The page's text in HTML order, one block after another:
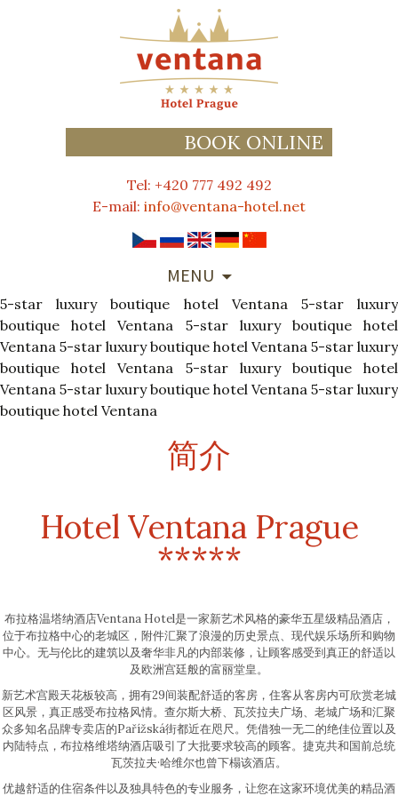
BOOK ONLINE
Tel: +420 777 492 492
E-mail: info@ventana-hotel.net
MENU
CONTENT
5-star luxury boutique hotel Ventana
5-star luxury
boutique hotel Ventana
5-star luxury boutique hotel
Ventana 5-star luxury boutique hotel Ventana 5-star luxury
boutique hotel Ventana
5-star luxury boutique hotel
Ventana 5-star luxury boutique hotel Ventana 5-star luxury
boutique hotel Ventana
简介
Hotel Ventana Prague
*****
布拉格温塔纳酒店Ventana Hotel是一家新艺术风格的豪华五星级精品酒店，
位于布拉格中心的老城区，附件汇聚了浪漫的历史景点、现代娱乐场所和购物
中心。无与伦比的建筑以及奢华非凡的内部装修，让顾客感受到真正的舒适以
及欧洲宫廷般的富丽堂皇。
新艺术宫殿天花板较高，拥有29间装配舒适的客房，住客从客房内可欣赏老城
区风景，真正感受布拉格风情。查尔斯大桥、瓦茨拉夫广场、老城广场和汇聚
众多知名品牌专卖店的Pařížská街都近在咫尺。凭借独一无二的绝佳位置以及
内陆特点，布拉格维塔纳酒店吸引了大批要求较高的顾客。捷克共和国前总统
瓦茨拉夫·哈维尔也曾下榻该酒店。
优越舒适的住宿条件以及独具特色的专业服务，让您在这家环境优美的精品酒